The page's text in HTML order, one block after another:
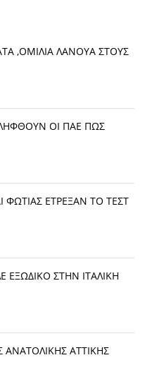
,ΟΜΙΛΙΑ ΛΑΝΟΥΑ ΣΤΟΥΣ
ΟΙ ΠΑΕ ΠΩΣ
ΦΩΤΙΑΣ ΕΤΡΕΞΑΝ ΤΟ ΤΕΣΤ
ΕΞΩΔΙΚΟ ΣΤΗΝ ΙΤΑΛΙΚΗ
ΑΝΑΤΟΛΙΚΗΣ ΑΤΤΙΚΗΣ